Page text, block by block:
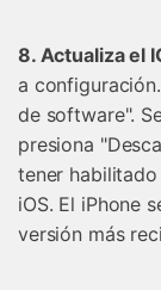
8. Actualiza el
a
de software".
presiona
tener
iOS. El iPhone
versión más